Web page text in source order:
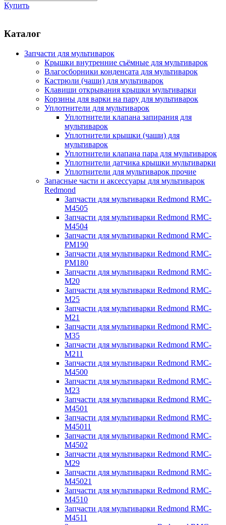
Купить
Каталог
Запчасти для мультиварок
Крышки внутренние съёмные для мультиварок
Влагосборники конденсата для мультиварок
Кастрюли (чаши) для мультиварок
Клавиши открывания крышки мультиварки
Корзины для варки на пару для мультиварок
Уплотнители для мультиварок
Уплотнители клапана запирания для
мультиварок
Уплотнители крышки (чаши) для
мультиварок
Уплотнители клапана пара для мультиварок
Уплотнители датчика крышки мультиварки
Уплотнители для мультиварок прочие
Запасные части и аксессуары для мультиварок
Redmond
Запчасти для мультиварки Redmond RMC-
M4505
Запчасти для мультиварки Redmond RMC-
M4504
Запчасти для мультиварки Redmond RMC-
PM190
Запчасти для мультиварки Redmond RMC-
PM180
Запчасти для мультиварки Redmond RMC-
M20
Запчасти для мультиварки Redmond RMC-
M25
Запчасти для мультиварки Redmond RMC-
M21
Запчасти для мультиварки Redmond RMC-
M35
Запчасти для мультиварки Redmond RMC-
M211
Запчасти для мультиварки Redmond RMC-
M4500
Запчасти для мультиварки Redmond RMC-
M23
Запчасти для мультиварки Redmond RMC-
M4501
Запчасти для мультиварки Redmond RMC-
M45011
Запчасти для мультиварки Redmond RMC-
M4502
Запчасти для мультиварки Redmond RMC-
M29
Запчасти для мультиварки Redmond RMC-
M45021
Запчасти для мультиварки Redmond RMC-
M4510
Запчасти для мультиварки Redmond RMC-
M4511